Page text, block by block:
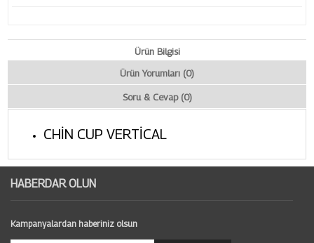
Ürün Bilgisi
Ürün Yorumları (0)
Soru & Cevap (0)
CHİN CUP VERTİCAL
HABERDAR OLUN
Kampanyalardan haberiniz olsun